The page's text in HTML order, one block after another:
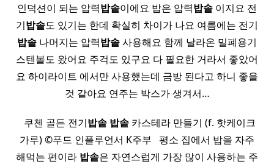
인덕션이 되는 압력밥솥이에요 밥은 압력밥솥 이지요 전
기밥솥도 있기는 한데 확실히 차이가 나요 여름에는 전기
밥솥 나머지는 압력밥솥사용해요 함께 날라온 밀폐용기
스텐볼도 왔어요 주걱도 있구요 다 필요한 거라서 좋았어
요 하이라이트 에서만 사용했는데 금방 된다고 하니 좋을
것 같아요 연주는 박스가 생겨서…
​ ​ 쿠첸 골든 전기밥솥 밥솥카스테라 만들기 (f. 핫케이크
가루) ©푸드 인플루언서 K주부 ​ ​ 평소 집에서 밥을 자주
해먹는 편이라 밥솥은 자연스럽게 가장 많이 사용하는 주